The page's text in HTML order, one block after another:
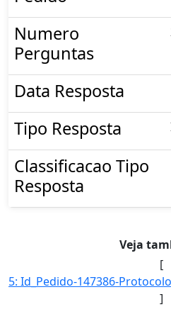
Numero
Perguntas
Data Resposta
Tipo Resposta
Classificacao Tipo
Resposta
Veja
[
]